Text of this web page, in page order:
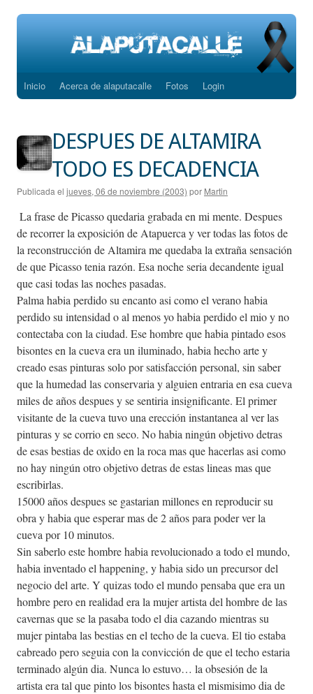
Saltar
contenido
Inicio Acerca de alaputacalle Fotos Login
DESPUES DE ALTAMIRA
TODO ES DECADENCIA
Publicada el jueves, 06 de noviembre (2003) por Martin
La frase de Picasso quedaria grabada en mi mente. Despues
de recorrer la exposición de Atapuerca y ver todas las fotos de
la reconstrucción de Altamira me quedaba la extraña sensación
de que Picasso tenia razón. Esa noche seria decandente igual
que casi todas las noches pasadas.
Palma habia perdido su encanto asi como el verano habia
perdido su intensidad o al menos yo habia perdido el mio y no
contectaba con la ciudad. Ese hombre que habia pintado esos
bisontes en la cueva era un iluminado, habia hecho arte y
creado esas pinturas solo por satisfacción personal, sin saber
que la humedad las conservaria y alguien entraria en esa cueva
miles de años despues y se sentiria insignificante. El primer
visitante de la cueva tuvo una erección instantanea al ver las
pinturas y se corrio en seco. No habia ningún objetivo detras
de esas bestias de oxido en la roca mas que hacerlas asi como
no hay ningún otro objetivo detras de estas lineas mas que
escribirlas.
15000 años despues se gastarian millones en reproducir su
obra y habia que esperar mas de 2 años para poder ver la
cueva por 10 minutos.
Sin saberlo este hombre habia revolucionado a todo el mundo,
habia inventado el happening, y habia sido un precursor del
negocio del arte. Y quizas todo el mundo pensaba que era un
hombre pero en realidad era la mujer artista del hombre de las
cavernas que se la pasaba todo el dia cazando mientras su
mujer pintaba las bestias en el techo de la cueva. El tio estaba
cabreado pero seguia con la convicción de que el techo estaria
terminado algún dia. Nunca lo estuvo… la obsesión de la
artista era tal que pinto los bisontes hasta el mismisimo dia de